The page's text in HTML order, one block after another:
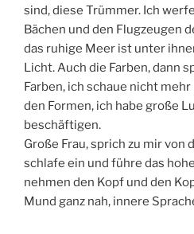
sind, diese Trümmer. Ich
Bächen und den Flugzeugen
das ruhige Meer ist unter
Licht. Auch die Farben, dann
Farben, ich schaue nicht
den Formen, ich habe große
beschäftigen.
Große Frau, sprich zu mir von
schlafe ein und führe das
nehmen den Kopf und den
Mund ganz nah, innere